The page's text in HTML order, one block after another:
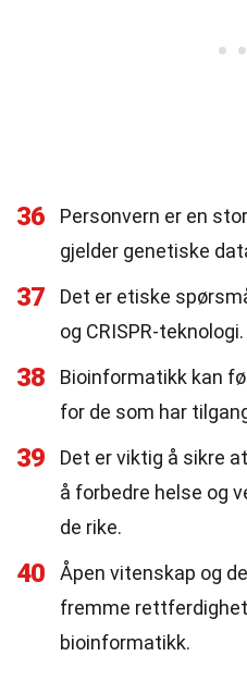
36
Personvern er en
gjelder genetiske
37
Det er etiske
og CRISPR-teknologi.
38
Bioinformatikk kan
for de som har
39
Det er viktig å sikre
å forbedre helse og
de rike.
40
Åpen vitenskap og
fremme
bioinformatikk.